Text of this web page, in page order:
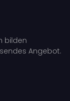
bilden
Angebot.